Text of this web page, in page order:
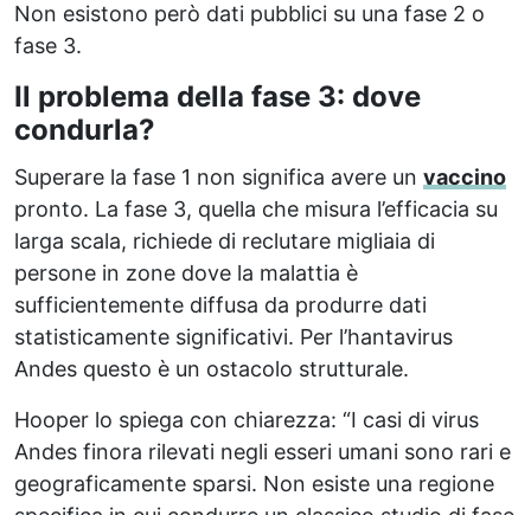
Non esistono però dati pubblici su una fase 2 o
fase 3.
Il problema della fase 3: dove
condurla?
Superare la fase 1 non significa avere un vaccino
pronto. La fase 3, quella che misura l’efficacia su
larga scala, richiede di reclutare migliaia di
persone in zone dove la malattia è
sufficientemente diffusa da produrre dati
statisticamente significativi. Per l’hantavirus
Andes questo è un ostacolo strutturale.
Hooper lo spiega con chiarezza: “I casi di virus
Andes finora rilevati negli esseri umani sono rari e
geograficamente sparsi. Non esiste una regione